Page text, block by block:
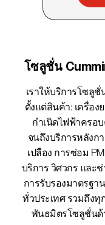
โซลูชั่น
เราให้บริการโซลู
ตั้งแต่สินค้า: เครื่อง
กำเนิดไฟฟ้าครอ
จนถึงบริการหลังก
เปลือง การซ่อม
บริการ วิศวกร และช่
การรับรองมาตรฐ
ทั่วประเทศ รวมถึงทุ
พันธมิตรโซลูชั่นด้